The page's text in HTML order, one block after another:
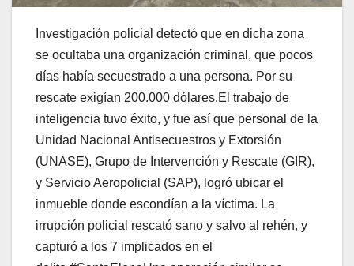
Investigación policial detectó que en dicha zona
se ocultaba una organización criminal, que pocos
días había secuestrado a una persona. Por su
rescate exigían 200.000 dólares.El trabajo de
inteligencia tuvo éxito, y fue así que personal de la
Unidad Nacional Antisecuestros y Extorsión
(UNASE), Grupo de Intervención y Rescate (GIR),
y Servicio Aeropolicial (SAP), logró ubicar el
inmueble donde escondían a la víctima. La
irrupción policial rescató sano y salvo al rehén, y
capturó a los 7 implicados en el